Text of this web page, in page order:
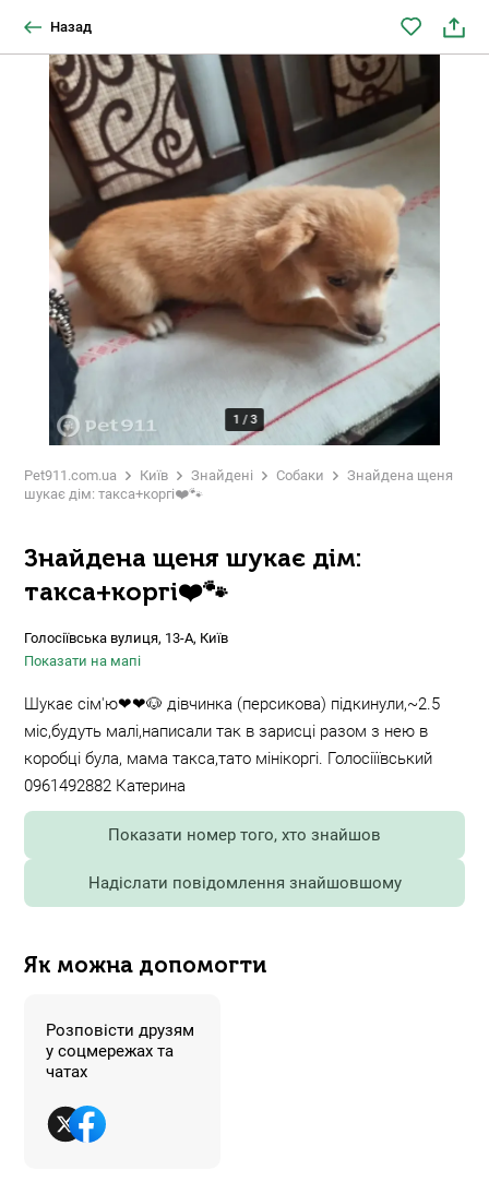
Назад
1 /3
Pet911.com.ua Київ Знайдені Собаки
Знайдена щеня
шукає дім: такса+коргі❤️🐾
Знайдена щеня шукає дім:
такса+коргі❤️🐾
Голосіївська вулиця, 13-А, Київ
Показати на мапі
Шукає сім'ю❤❤🐶 дівчинка (персикова) підкинули,~2.5
міс,будуть малі,написали так в зарисці разом з нею в
коробці була, мама такса,тато мінікоргі. Голосіїївський
0961492882 Катерина
Показати номер того, хто знайшов
Надіслати повідомлення знайшовшому
Як можна допомогти
Розповісти друзям
у соцмережах та
чатах